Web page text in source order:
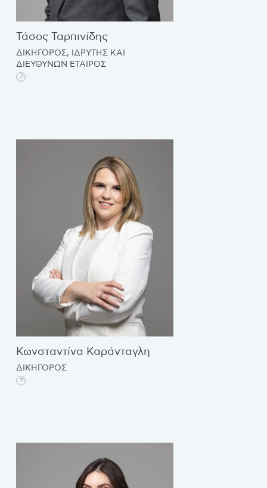
Τάσος Ταρπινίδης
ΔΙΚΗΓΟΡΟΣ, ΙΔΡΥΤΗΣ ΚΑΙ
ΔΙΕΥΘΥΝΩΝ ΕΤΑΙΡΟΣ
Κωνσταντίνα Καράνταγλη
ΔΙΚΗΓΟΡΟΣ